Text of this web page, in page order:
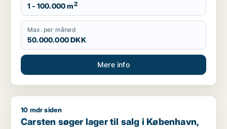
1 - 100.000 m2
Max. per måned
50.000.000 DKK
Mere info
Carsten søger lager til salg i København, Frederiksberg
10 mdr siden
Carsten søger lager til salg i København,